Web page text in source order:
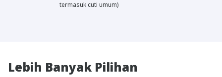
termasuk cuti umum)
Lebih Banyak Pilihan